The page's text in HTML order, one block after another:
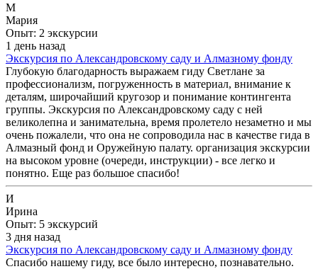
М
Мария
Опыт: 2 экскурсии
1 день назад
Экскурсия по Александровскому саду и Алмазному фонду
Глубокую благодарность выражаем гиду Светлане за
профессионализм, погруженность в материал, внимание к
деталям, широчайший кругозор и понимание контингента
группы. Экскурсия по Александровскому саду с ней
великолепна и занимательна, время пролетело незаметно и мы
очень пожалели, что она не сопроводила нас в качестве гида в
Алмазный фонд и Оружейную палату. организация экскурсии
на высоком уровне (очереди, инструкции) - все легко и
понятно. Еще раз большое спасибо!
И
Ирина
Опыт: 5 экскурсий
3 дня назад
Экскурсия по Александровскому саду и Алмазному фонду
Спасибо нашему гиду, все было интересно, познавательно.